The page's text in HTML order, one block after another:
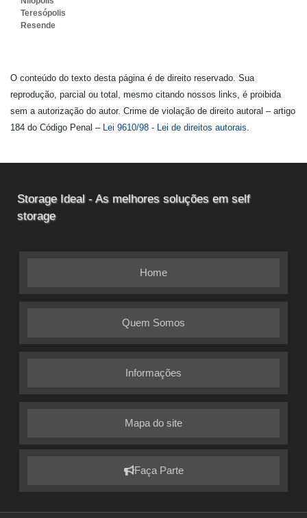
Teresópolis
Resende
O conteúdo do texto desta página é de direito reservado. Sua
reprodução, parcial ou total, mesmo citando nossos links, é proibida
sem a autorização do autor. Crime de violação de direito autoral – artigo
184 do Código Penal – Lei 9610/98 - Lei de direitos autorais
Storage Ideal - As melhores soluções em self
storage
Home
Quem Somos
Informações
Mapa do site
Faça Parte